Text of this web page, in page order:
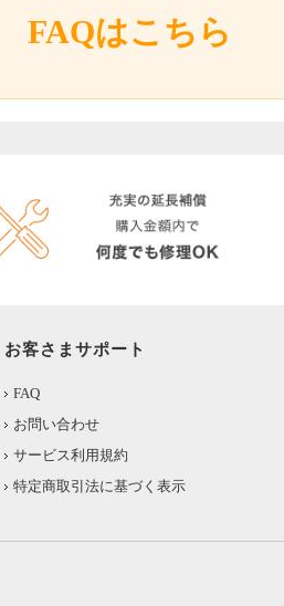
FAQはこちら
お客さまサポート
FAQ
お問い合わせ
サービス利用規約
特定商取引法に基づく表示